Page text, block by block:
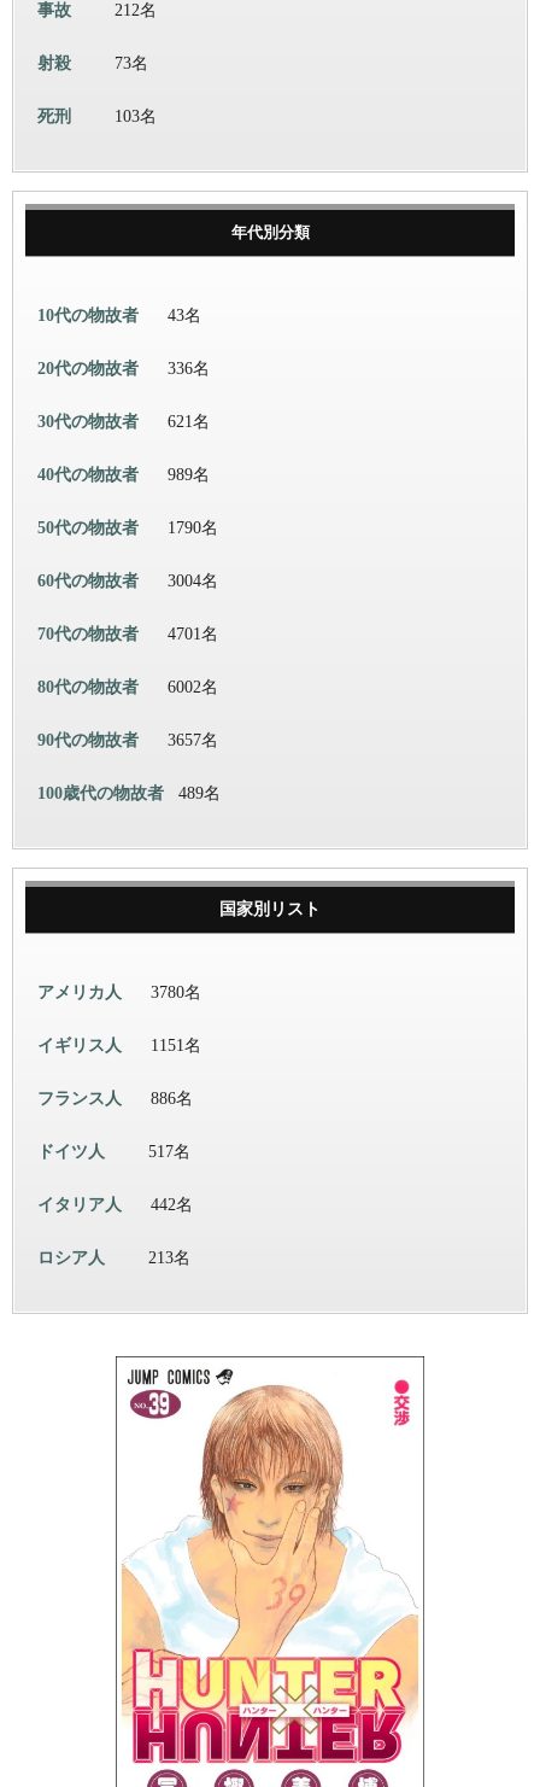
事故 212名
射殺 73名
死刑 103名
年代別分類
10代の物故者 43名
20代の物故者 336名
30代の物故者 621名
40代の物故者 989名
50代の物故者 1790名
60代の物故者 3004名
70代の物故者 4701名
80代の物故者 6002名
90代の物故者 3657名
100歳代の物故者 489名
国家別リスト
アメリカ人 3780名
イギリス人 1151名
フランス人 886名
ドイツ人 517名
イタリア人 442名
ロシア人 213名